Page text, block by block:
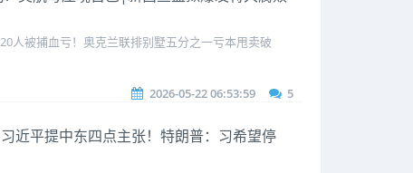
人被捕血亏！奥克兰联排别墅五分之一亏本甩卖破
2026-05-22 06:53:59 5
近平提中东四点主张！特朗普：习希望停